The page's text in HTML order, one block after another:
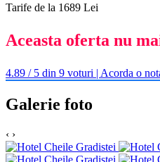
Tarife de la 1689 Lei
Aceasta oferta nu
4.89 / 5 din 9 voturi | Acorda o
Galerie foto
‹ ›